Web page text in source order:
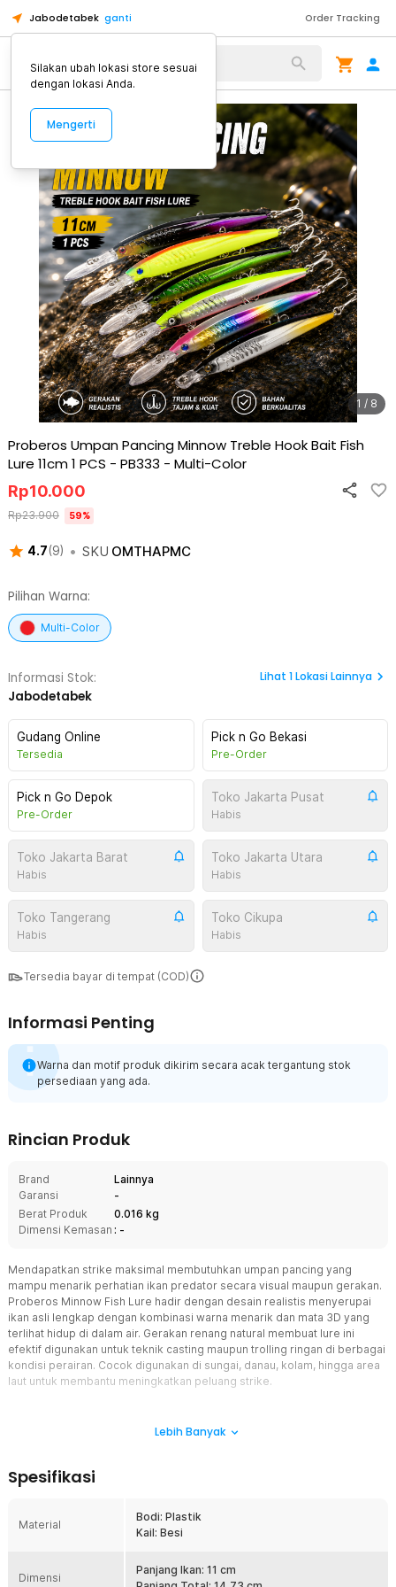
Jabodetabek ganti Order Tracking
Alat Kopi
1 / 8
Proberos Umpan Pancing Minnow Treble Hook Bait Fish
Lure 11cm 1 PCS - PB333 - Multi-Color
4.7(9) • SKU OMTHAPMC
Rp10.000
Rp23.900 59%
Pilihan Warna:
Multi-Color
Informasi Stok:
Jabodetabek
Lihat 1Lokasi Lainnya
Gudang Online
Tersedia
Pick n Go Bekasi
Pre-Order
Pick n Go Depok
Pre-Order
Toko Jakarta Pusat
Habis
Toko Jakarta Barat
Habis
Toko Jakarta Utara
Habis
Toko Tangerang
Habis
Toko Cikupa
Habis
Tersedia bayar di tempat (COD)
Informasi Penting
Warna dan motif produk dikirim secara acak tergantung stok
persediaan yang ada.
Rincian Produk
Brand
Lainnya
Garansi
-
Berat Produk
0.016 kg
Dimensi Kemasan : -
Mendapatkan strike maksimal membutuhkan umpan pancing yang
mampu menarik perhatian ikan predator secara visual maupun gerakan.
Proberos Minnow Fish Lure hadir dengan desain realistis menyerupai
ikan asli lengkap dengan kombinasi warna menarik dan mata 3D yang
terlihat hidup di dalam air. Gerakan renang natural membuat lure ini
efektif digunakan untuk teknik casting maupun trolling ringan di berbagai
kondisi perairan. Cocok digunakan di sungai, danau, kolam, hingga area
laut untuk membantu meningkatkan peluang strike.
dengan tingkat ketajaman tinggi untuk membantu ikan langsung
mampu menahan perlawanan ikan predator dengan lebih aman.
Sangat cocok digunakan untuk berbagai ukuran ikan air tawar
Desain Minnow Realistis
Lebih Banyak
Spesifikasi
Material
Bodi: Plastik
Kail: Besi
Dimensi
Panjang Ikan: 11 cm
Silakan ubah lokasi store sesuai
dengan lokasi Anda.
Mengerti